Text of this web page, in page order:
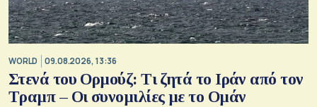
WORLD 09.08.2026, 13:36
Στενά του Ορμούζ: Τι ζητά το Ιράν από τον
Τραμπ – Οι συνομιλίες με το Ομάν